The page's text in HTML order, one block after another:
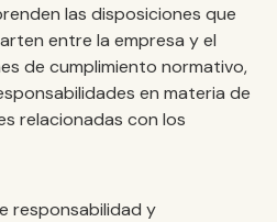
las disposiciones que
entre la empresa y el
de cumplimiento normativo,
en materia de
relacionadas con los
responsabilidad y